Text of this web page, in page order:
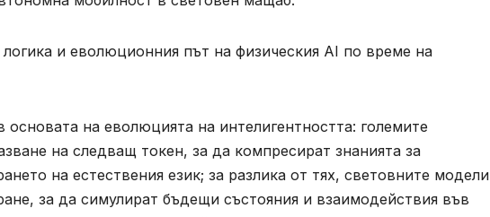
и еволюционния път на физическия AI по време на
на еволюцията на интелигентността: големите
на следващ токен, за да компресират знанията за
на естествения език; за разлика от тях, световните модели
за да симулират бъдещи състояния и взаимодействия във